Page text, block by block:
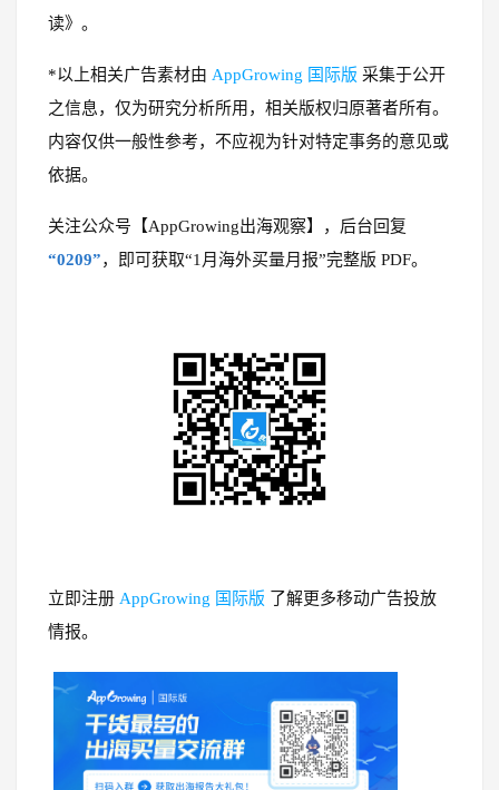
读》。
*以上相关广告素材由 AppGrowing 国际版 采集于公开
之信息，仅为研究分析所用，相关版权归原著者所有。
内容仅供一般性参考，不应视为针对特定事务的意见或
依据。
关注公众号【AppGrowing出海观察】，后台回复
“0209”，即可获取“1月海外买量月报”完整版 PDF。
立即注册 AppGrowing 国际版 了解更多移动广告投放
情报。